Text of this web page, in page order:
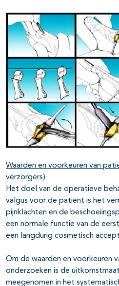
Waarden en voorkeuren van
verzorgers)
Het doel van de operatieve
valgus voor de patiënt is het
pijnklachten en de
een normale functie van de
een langdurig cosmetisch
Om de waarden en voorkeuren
onderzoeken is de
meegenomen in het